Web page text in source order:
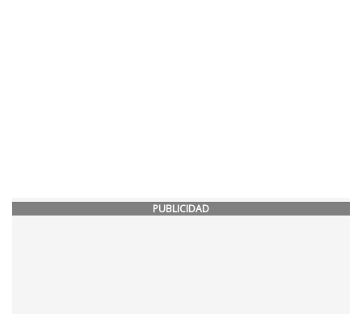
PUBLICIDAD